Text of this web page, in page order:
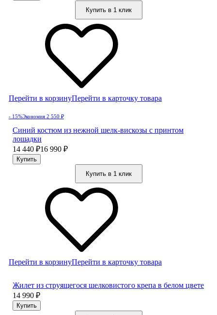
Купить в 1 клик
Перейти в корзинуПерейти в карточку товара
- 15%Экономия 2 550 ₽
Синий костюм из нежной шелк-вискозы с принтом
лошадки
14 440 ₽16 990 ₽
Купить в 1 клик
Перейти в корзинуПерейти в карточку товара
Жилет из струящегося шелковистого крепа в белом цвете
14 990 ₽